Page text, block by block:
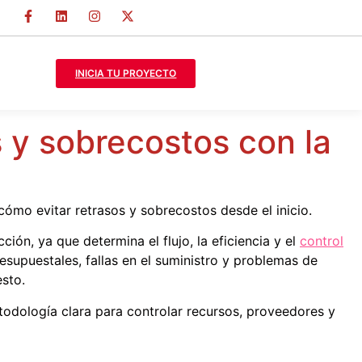
INICIA TU PROYECTO
sobrecostos con la
evitar retrasos y sobrecostos desde el inicio.
ya que determina el flujo, la eficiencia y el control
fallas en el suministro y problemas de
clara para controlar recursos, proveedores y